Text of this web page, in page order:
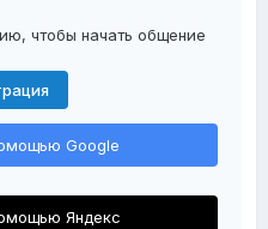
чтобы начать общение
Google
Яндекс